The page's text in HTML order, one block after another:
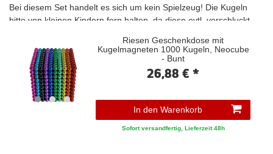
Bei diesem Set handelt es sich um kein Spielzeug! Die Kugeln
bitte von kleinen Kindern fern halten, da diese evtl. verschluckt
mit diesen Magneten.
Riesen Geschenkdose mit
Kugelmagneten 1000 Kugeln, Neocube
- Bunt
26,88 € *
In den Warenkorb
Sofort versandfertig, Lieferzeit 48h